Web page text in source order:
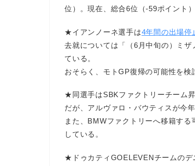
位）。現在、総合6位（-59ポイント
★イアンノーネ選手は4年間の出場停
去就については「（6月中旬の）ミ
ている。
おそらく、モトGP復帰の可能性を検
★同選手はSBKファクトリーチーム
だが、アルヴァロ・バウティスが今
また、BMWファクトリーへ移籍す
している。
★ドゥカティGOELEVENチームのデ